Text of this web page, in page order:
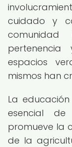
cuidado y
espacios
mismos han
La
esencial
promueve la
de la